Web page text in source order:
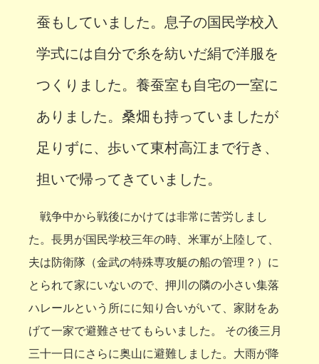
蚕もしていました。息子の国民学校入
学式には自分で糸を紡いだ絹で洋服を
つくりました。養蚕室も自宅の一室に
ありました。桑畑も持っていましたが
足りずに、歩いて東村高江まで行き、
担いで帰ってきていました。
戦争中から戦後にかけては非常に苦労しまし
た。長男が国民学校三年の時、米軍が上陸して、
夫は防衛隊（金武の特殊専攻艇の船の管理？）に
とられて家にいないので、押川の隣の小さい集落
ハレールという所にに知り合いがいて、家財をあ
げて一家で避難させてもらいました。 その後三月
三十一日にさらに奥山に避難しました。大雨が降